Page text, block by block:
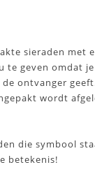
sieraden met
te geven omdat
ontvanger
wordt
die symbool
betekenis!